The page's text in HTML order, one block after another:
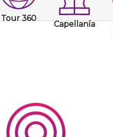
Tour360
Capellanía